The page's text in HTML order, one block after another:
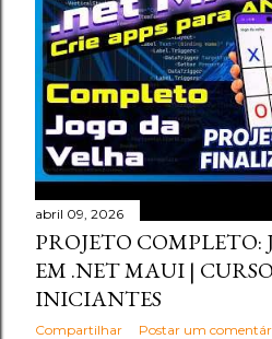
abril 09, 2026
PROJETO
EM .NET MAUI |
INICIANTES
Compartilhar Postar um